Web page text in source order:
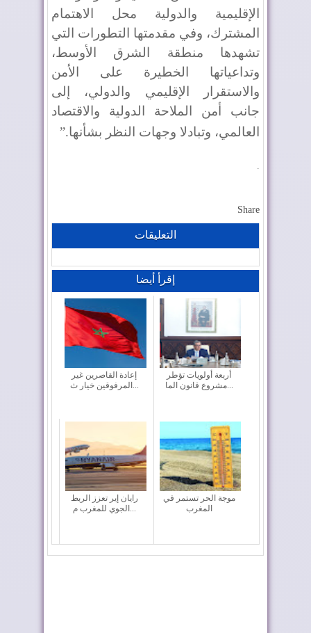
الإقليمية والدولية محل الاهتمام
المشترك، وفي مقدمتها التطورات التي
تشهدها منطقة الشرق الأوسط،
وتداعياتها الخطيرة على الأمن
والاستقرار الإقليمي والدولي، إلى
جانب أمن الملاحة الدولية والاقتصاد
العالمي، وتبادلا وجهات النظر بشأنها”.
Share
التعليقات
إقرأ أيضا
إعادة القاصرين غير
المرفوقين خيار ث...
أربعة أولويات تؤطر
مشروع قانون الما...
رايان إير تعزز الربط
موجة الحر تستمر في
المغرب